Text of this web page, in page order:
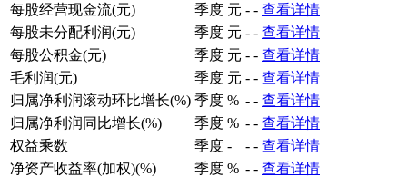
每股经营现金流(元)
季度 元 - - 查看详情
每股未分配利润(元)
季度 元 - - 查看详情
每股公积金(元)
季度 元 - - 查看详情
毛利润(元)
季度 元 - - 查看详情
归属净利润滚动环比增长(%) 季度 % - - 查看详情
归属净利润同比增长(%)
季度 % - - 查看详情
权益乘数
季度 - - - 查看详情
净资产收益率(加权)(%)
季度 % - - 查看详情